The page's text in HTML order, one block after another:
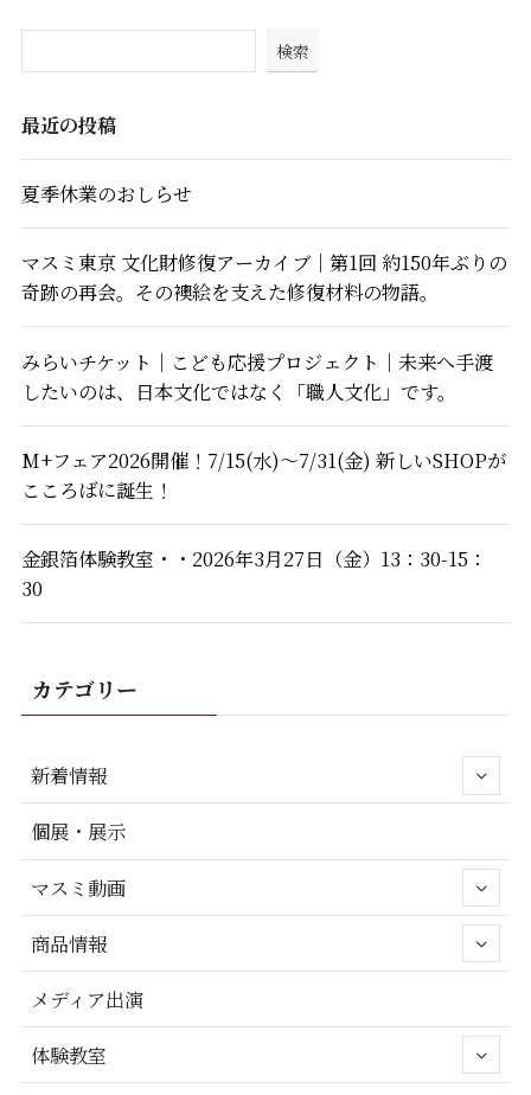
検索
最近の投稿
夏季休業のおしらせ
マスミ東京 文化財修復アーカイブ｜第1回 約150年ぶりの
奇跡の再会。その襖絵を支えた修復材料の物語。
みらいチケット｜こども応援プロジェクト｜未来へ手渡
したいのは、日本文化ではなく「職人文化」です。
M+フェア2026開催！7/15(水)～7/31(金) 新しいSHOPが
こころばに誕生！
金銀箔体験教室・・2026年3月27日（金）13：30-15：
30
カテゴリー
新着情報
個展・展示
マスミ動画
商品情報
メディア出演
体験教室